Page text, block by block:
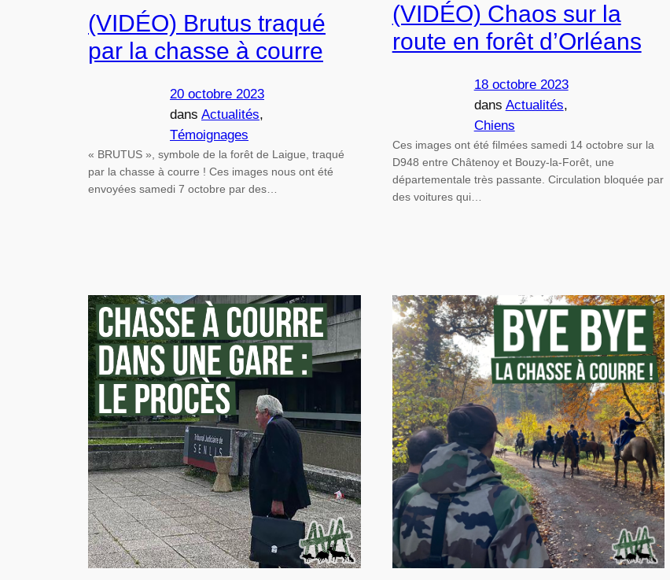
(VIDÉO) Brutus traqué
par la chasse à courre
20 octobre 2023
dans Actualités
Témoignages
« BRUTUS », symbole de la forêt de Laigue, traqué
par la chasse à courre ! Ces images nous ont été
envoyées samedi 7 octobre par des…
(VIDÉO) Chaos sur la
route en forêt d’Orléans
18 octobre 2023
dans Actualités
Chiens
Ces images ont été filmées samedi 14 octobre sur la
D948 entre Châtenoy et Bouzy-la-Forêt, une
départementale très passante. Circulation bloquée par
des voitures qui…